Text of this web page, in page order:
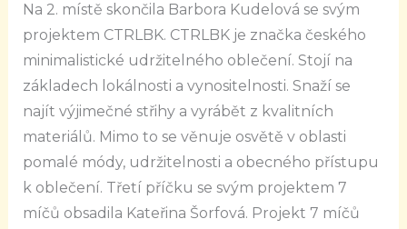
Na 2. místě skončila Barbora Kudelová se svým
projektem CTRLBK. CTRLBK je značka českého
minimalistické udržitelného oblečení. Stojí na
základech lokálnosti a vynositelnosti. Snaží se
najít výjimečné střihy a vyrábět z kvalitních
materiálů. Mimo to se věnuje osvětě v oblasti
pomalé módy, udržitelnosti a obecného přístupu
k oblečení. Třetí příčku se svým projektem 7
míčů obsadila Kateřina Šorfová. Projekt 7 míčů